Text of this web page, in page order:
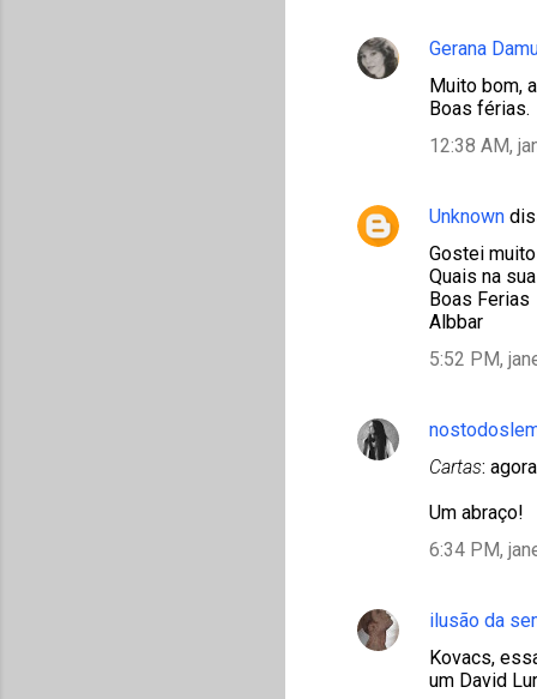
Gerana
Muito bom,
Boas férias.
12:38 AM,
Unknown
Gostei
Quais na
Boas Ferias
Albbar
5:52 PM,
Cartas:
Um abraço!
6:34 PM,
ilusão da
Kovacs,
um David